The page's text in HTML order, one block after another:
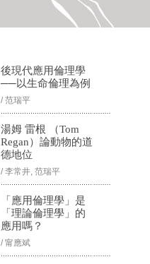
後現代應用倫理學
──以生命倫理為例
/ 范瑞平
湯姆 雷根 （Tom
Regan）論動物的道
德地位
/ 李常井, 范瑞平
「應用倫理學」是
「理論倫理學」的
應用嗎？
/ 甯應斌